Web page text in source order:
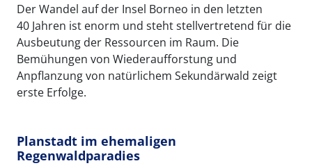
Der Wandel auf der Insel Borneo in den letzten
40 Jahren ist enorm und steht stellvertretend für die
Ausbeutung der Ressourcen im Raum. Die
Bemühungen von Wiederaufforstung und
Anpflanzung von natürlichem Sekundärwald zeigt
erste Erfolge.
Planstadt im ehemaligen
Regenwaldparadies